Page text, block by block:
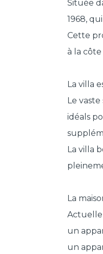
Située
1968,
Cette
à la
La villa
Le
idéals
La villa
La
un
un